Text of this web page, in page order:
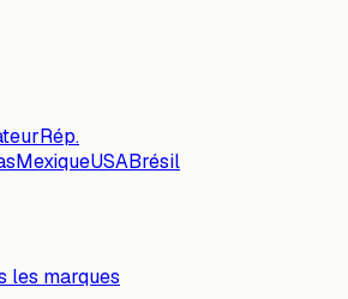
Rép.
MexiqueUSABrésil
les marques